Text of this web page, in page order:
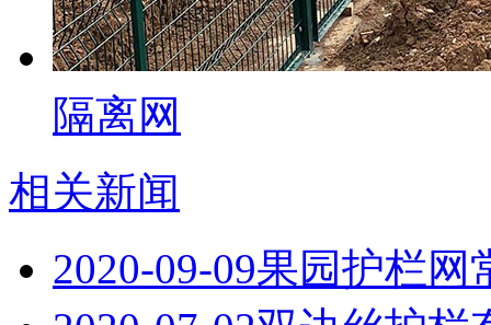
隔离网
相关新闻
2020-09-09果园护栏网